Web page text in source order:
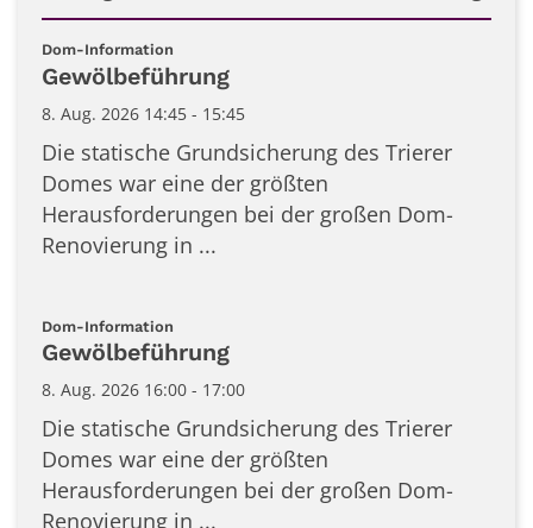
Datum: 8. August 2026
Dom-Information
Gewölbeführung
8. Aug. 2026 14:45 - 15:45
Die statische Grundsicherung des Trierer
Domes war eine der größten
Herausforderungen bei der großen Dom-
Renovierung in ...
Dom-Information
Gewölbeführung
8. Aug. 2026 16:00 - 17:00
Die statische Grundsicherung des Trierer
Domes war eine der größten
Herausforderungen bei der großen Dom-
Renovierung in ...